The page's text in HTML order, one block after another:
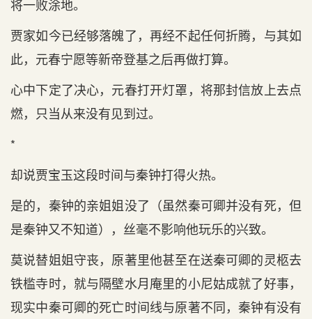
将一败涂地。
贾家如今已经够落魄了，再经不起任何折腾，与其如
此，元春宁愿等新帝登基之后再做打算。
心中下定了决心，元春打开灯罩，将那封信放上去点
燃，只当从来没有见到过。
*
却说贾宝玉这段时间与秦钟打得火热。
是的，秦钟的亲姐姐没了（虽然秦可卿并没有死，但
是秦钟又不知道），丝毫不影响他玩乐的兴致。
莫说替姐姐守丧，原著里他甚至在送秦可卿的灵柩去
铁槛寺时，就与隔壁水月庵里的小尼姑成就了好事，
现实中秦可卿的死亡时间线与原著不同，秦钟有没有